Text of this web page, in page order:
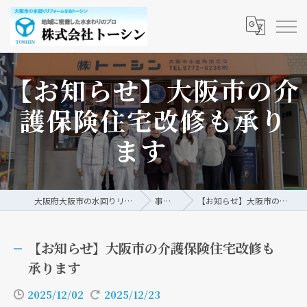
【お知らせ】大阪市の介
護保険住宅改修も承り
ます
大阪府大阪市の水回りリフォームなら株式会社トーシン 事例/ブログ 【お知らせ】大阪市の介護保険住宅改修も承ります
【お知らせ】大阪市の介護保険住宅改修も
承ります
2025/12/02 2025/12/23